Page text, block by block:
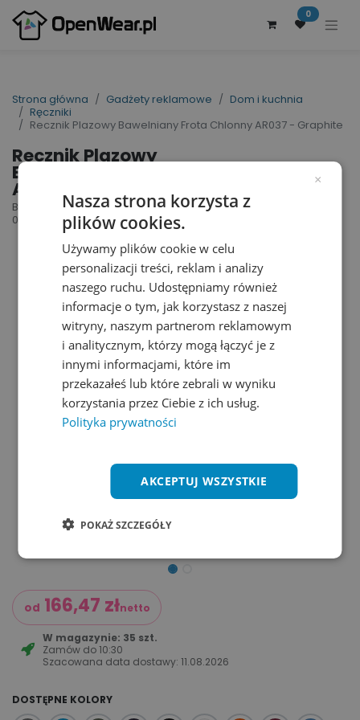
0
Strona główna Gadżety reklamowe
Dom i kuchnia
Ręczniki
Recznik Plazowy Bawelniany Frota Chlonny AR037 - Graphite
Recznik Plazowy
Bawelniany Frota Chlonny
AR037 - Graphite
Beach Towel | nr art.: AR037 | nr art. producenta:
006.50
od 166,47 złnetto
W magazynie: 35 szt.
Zamów do10:30
Szacowana data dostawy:11.08.2026
DOSTĘPNE KOLORY
×
Nasza strona korzysta z
plików cookies.
Używamy plików cookie w celu
personalizacji treści, reklam i analizy
naszego ruchu. Udostępniamy również
informacje o tym, jak korzystasz z naszej
witryny, naszym partnerom reklamowym
i analitycznym, którzy mogą łączyć je z
innymi informacjami, które im
przekazałeś lub które zebrali w wyniku
korzystania przez Ciebie z ich usług.
Polityka prywatności
AKCEPTUJ WSZYSTKIE
POKAŻ SZCZEGÓŁY